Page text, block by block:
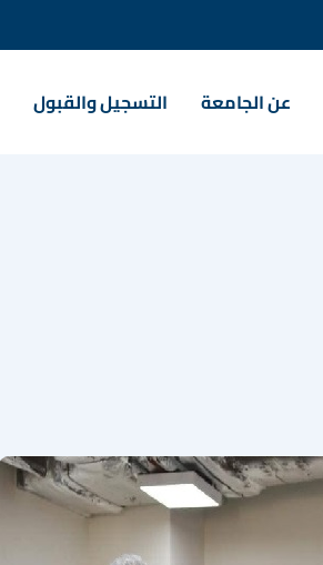
عن الجامعة التسجيل والقبول